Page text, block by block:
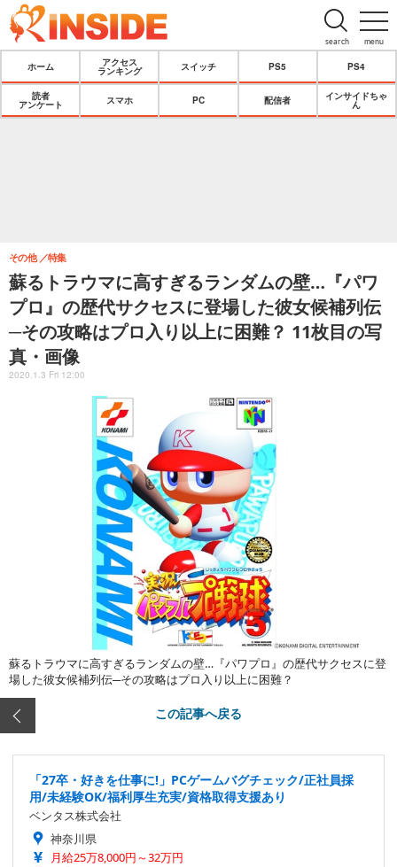
menu
search
ホーム
アクセス
ランキング
スイッチ PS5 PS4
読者
アンケート
スマホ PC 配信者
インサイドちゃ
ん
蘇るトラウマに高すぎるランダムの壁…『パワ
プロ』の歴代サクセスに登場した彼女候補列伝
─その攻略はプロ入り以上に困難？ 11枚目の写
真・画像
その他 特集
2020.1.3 Fri 12:00
蘇るトラウマに高すぎるランダムの壁…『パワプロ』の歴代サクセスに登
場した彼女候補列伝─その攻略はプロ入り以上に困難？
この記事へ戻る
「27卒・好きを仕事に!」PCゲームバグチェック/正社員採
用/未経験OK/福利厚生充実/資格取得支援あり
ベンタス株式会社
神奈川県
月給25万8,000円～32万円